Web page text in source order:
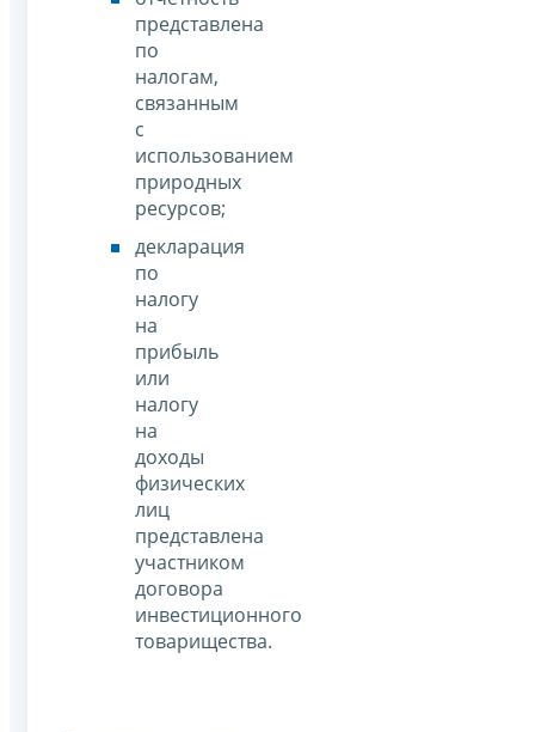
представлена
по
налогам,
связанным
с
использованием
природных
ресурсов;
декларация
по
налогу
на
прибыль
или
налогу
на
доходы
физических
лиц
представлена
участником
договора
инвестиционного
товарищества.